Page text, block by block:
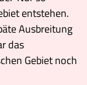
entstehen.
Ausbreitung
das
Gebiet noch